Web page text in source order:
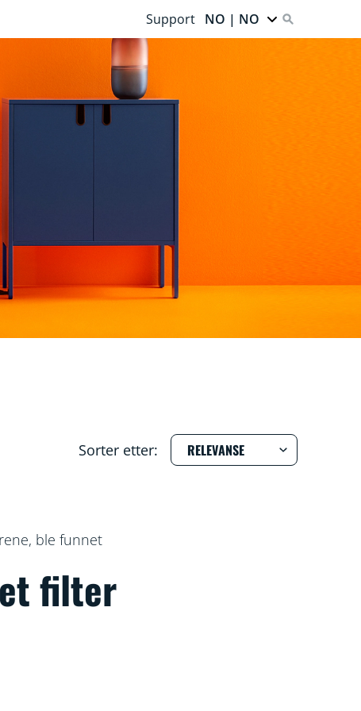
Support NO | NO
Sorter etter:
ble funnet
filter